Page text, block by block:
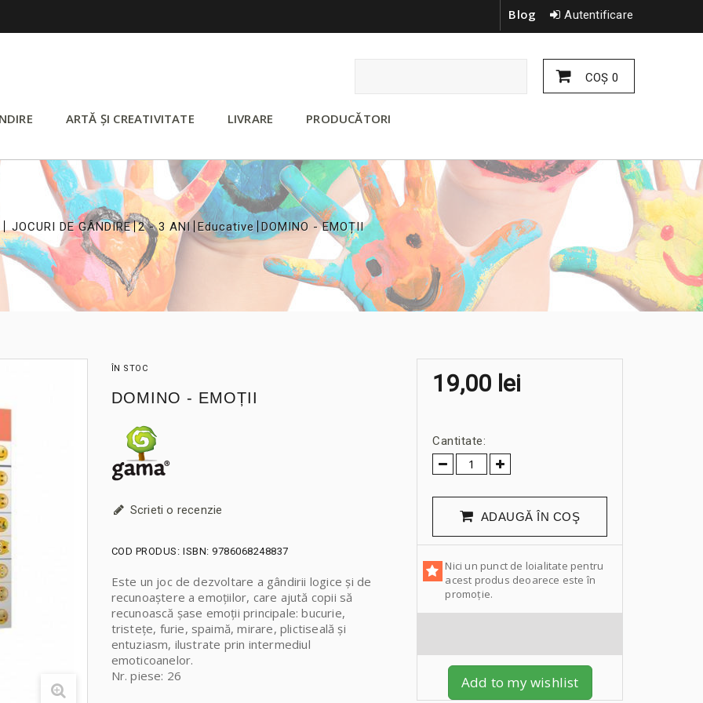
Autentificare
Blog
COŞ 0
ARTĂ ȘI CREATIVITATE LIVRARE PRODUCĂTORI
JOCURI DE GÂNDIRE
>
2 - 3 ANI
>
Educative
>
DOMINO - EMOȚII
ÎN STOC
DOMINO - EMOȚII
Scrieti o recenzie
COD PRODUS: ISBN: 9786068248837
Este un joc de dezvoltare a gândirii logice și de
recunoaștere a emoțiilor, care ajută copii să
recunoască șase emoții principale: bucurie,
tristețe, furie, spaimă, mirare, plictiseală și
entuziasm, ilustrate prin intermediul
emoticoanelor.
Nr. piese: 26
19,00 lei
Cantitate:
ADAUGĂ ÎN COŞ
Nici un punct de loialitate pentru
acest produs deoarece este în
promoție.
Add to my wishlist